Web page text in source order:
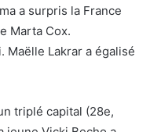
a surpris la France
Marta Cox.
Maëlle Lakrar a égalisé
triplé capital (28e,